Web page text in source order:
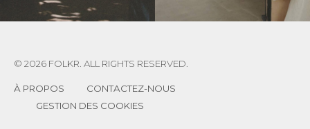
© 2026 FOLKR. ALL RIGHTS RESERVED.
À PROPOS
CONTACTEZ-NOUS
GESTION DES COOKIES